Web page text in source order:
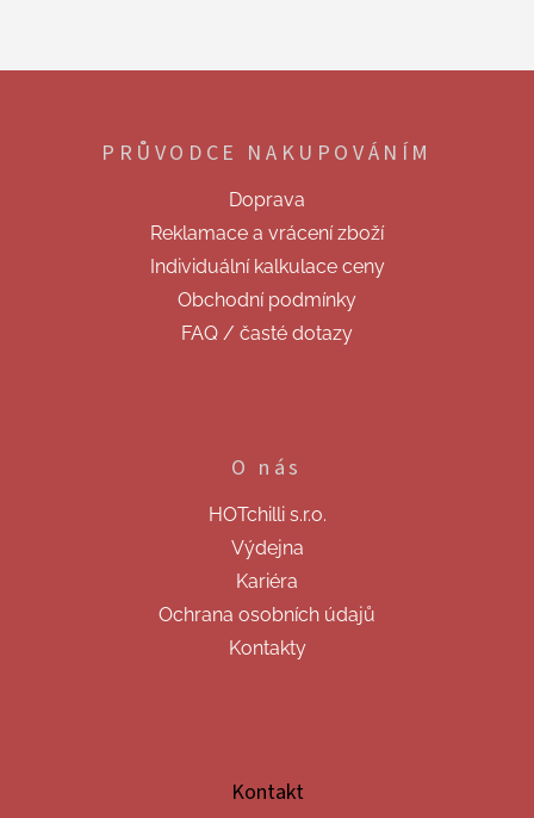
PRŮVODCE NAKUPOVÁNÍM
Doprava
Reklamace a vrácení zboží
Individuální kalkulace ceny
Obchodní podmínky
FAQ / časté dotazy
O nás
HOTchilli s.r.o.
Výdejna
Kariéra
Ochrana osobních údajů
Kontakty
Kontakt